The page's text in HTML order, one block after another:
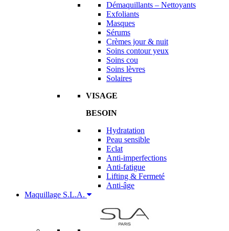
Démaquillants – Nettoyants
Exfoliants
Masques
Sérums
Crèmes jour & nuit
Soins contour yeux
Soins cou
Soins lèvres
Solaires
VISAGE
BESOIN
Hydratation
Peau sensible
Eclat
Anti-imperfections
Anti-fatigue
Lifting & Fermeté
Anti-âge
Maquillage S.L.A.